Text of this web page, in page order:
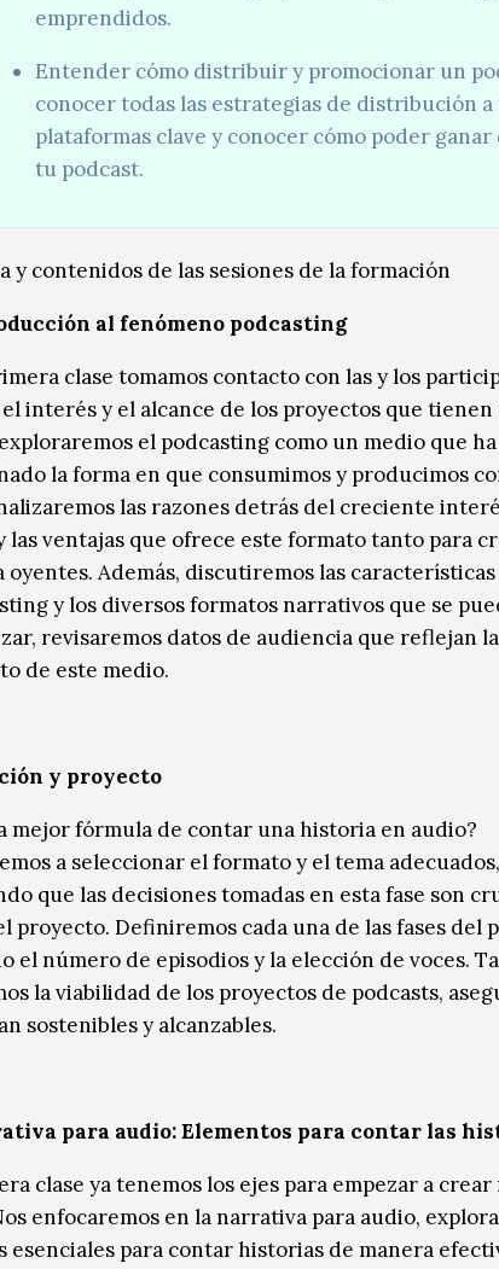
emprendidos.
Entender cómo distribuir y promocionar un
conocer todas las estrategias de distribución a
plataformas clave y conocer cómo poder
tu podcast.
y contenidos de las sesiones de la formación
al fenómeno podcasting
clase tomamos contacto con las y los
interés y el alcance de los proyectos que tienen
el podcasting como un medio que ha
la forma en que consumimos y producimos
las razones detrás del creciente
las ventajas que ofrece este formato tanto para
oyentes. Además, discutiremos las
y los diversos formatos narrativos que se
revisaremos datos de audiencia que reflejan
de este medio.
y proyecto
mejor fórmula de contar una historia en audio?
a seleccionar el formato y el tema adecuados,
que las decisiones tomadas en esta fase son
proyecto. Definiremos cada una de las fases del
el número de episodios y la elección de voces.
la viabilidad de los proyectos de podcasts,
sostenibles y alcanzables.
para audio: Elementos para contar las
clase ya tenemos los ejes para empezar a
enfocaremos en la narrativa para audio,
esenciales para contar historias de manera